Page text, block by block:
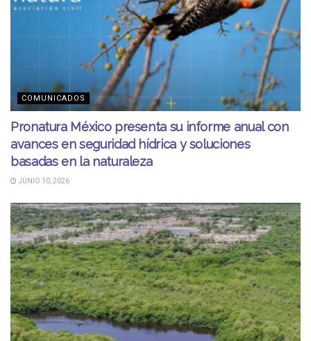
COMUNICADOS
Pronatura México presenta su informe anual con
avances en seguridad hídrica y soluciones
basadas en la naturaleza
JUNIO 10, 2026